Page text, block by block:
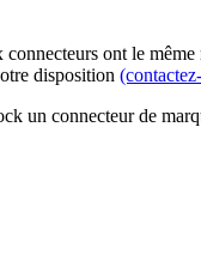
ont le
disposition
un connecteur de